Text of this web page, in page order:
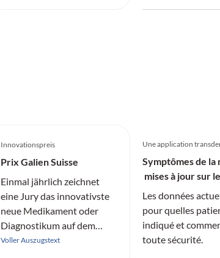
Innovationspreis
Prix Galien Suisse
Einmal jährlich zeichnet
eine Jury das innovativste
neue Medikament oder
Diagnostikum auf dem
Schweizer Markt aus.
Voller Auszugstext
Une application
Symptômes de la
mises à jour sur
hormonal
Les données
pour quelles
indiqué et
toute sécurité.